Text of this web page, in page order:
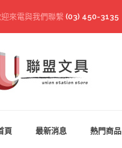
來電與我們聯繫 (03) 450-3135
頁 最新消息 熱門商品